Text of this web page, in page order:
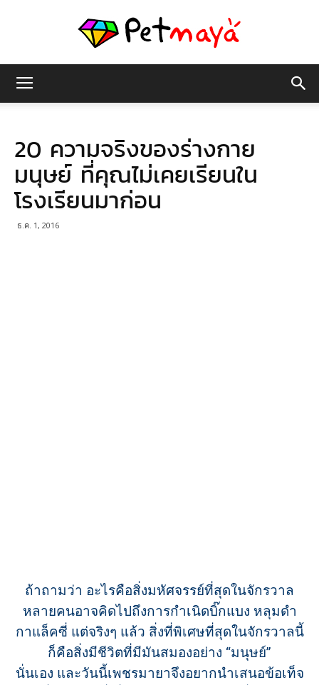
มายา
20 ความจริงของร่างกาย
มนุษย์ ที่คุณไม่เคยเรียนใน
โรงเรียนมาก่อน
ธ.ค. 1, 2016
ถ้าถามว่า อะไรคือสิ่งมหัศจรรย์ที่สุดในจักรวาล
หลายคนอาจคิดไปถึงการกำเนิดบิ๊กแบง หลุมดำ
กาแล็คซี่ แต่จริงๆ แล้ว สิ่งที่พิเศษที่สุดในจักรวาลนี้
ก็คือสิ่งมีชีวิตที่มีมันสมองอย่าง “มนุษย์”
นั่นเอง และวันนี้เพชรมายาจึงอยากนำเสนอข้อเท็จ